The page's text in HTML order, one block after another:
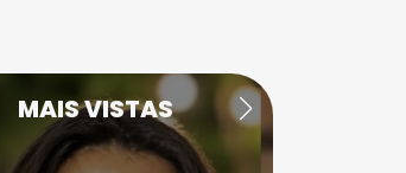
MAIS VISTAS